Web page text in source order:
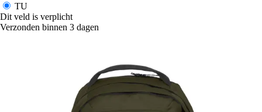
TU
Dit veld is verplicht
Verzonden binnen 3 dagen